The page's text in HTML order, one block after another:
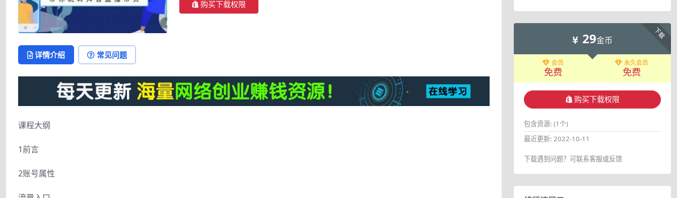
购买下载权限
详情介绍 常见问题
课程大纲
1前言
2账号属性
下载
29金币
会员
免费
永久会员
免费
购买下载权限
包含资源: (1个)
最近更新: 2022-10-11
下载遇到问题？可联系客服或反馈